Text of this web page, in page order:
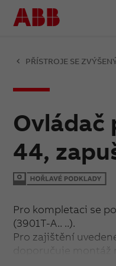
PŘÍSTROJE SE
Ovládač
44,
Pro kompletaci se
(3901T-A.. ..).
Pro zajištění
doporučuje montáž